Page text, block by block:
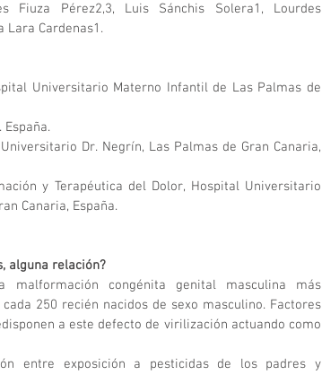
Fiuza Pérez2,3, Luis Sánchis Solera1, Lourdes
Lara Cardenas1.
Universitario Materno Infantil de Las Palmas de
Dr. Negrín, Las Palmas de Gran Canaria,
y Terapéutica del Dolor, Hospital Universitario
Canaria, España.
alguna relación?
malformación congénita genital masculina más
250 recién nacidos de sexo masculino. Factores
a este defecto de virilización actuando como
entre exposición a pesticidas de los padres y